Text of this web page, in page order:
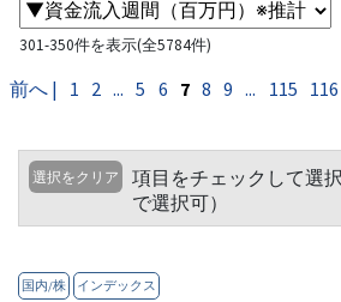
301-350件を表示(全5784件)
前へ | 1 2 ... 5 6 7 8 9 ... 115 116
選択をクリア
項目をチェックして選
で選択可）
国内/株 インデックス